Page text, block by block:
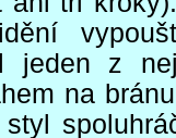
jeden z
na